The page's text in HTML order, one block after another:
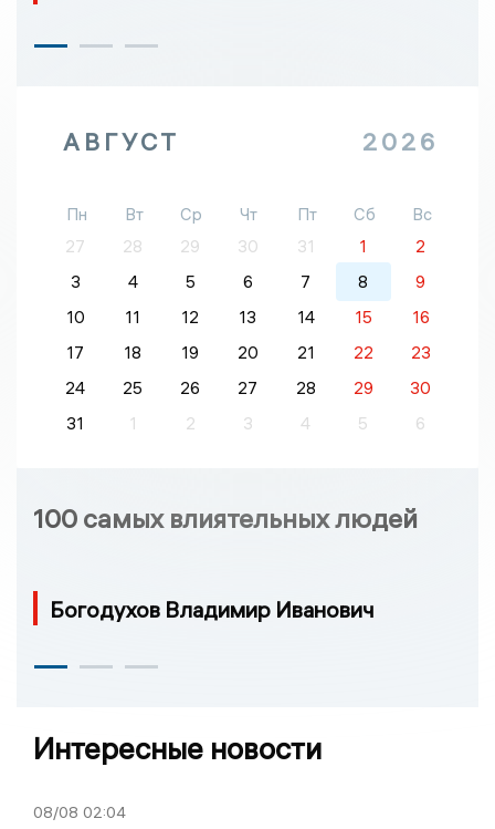
АВГУСТ 2026
Пн Вт Ср Чт Пт Сб
Вс
27
28 29 30 31 1
2
3
4 5 6 7 8
9
10
11 12 13 14 15
16
17
18 19 20 21 22
23
24
25 26 27 28 29
30
31
1 2 3 4 5 6
100 самых влиятельных людей
Богодухов Владимир Иванович
Интересные новости
08/08 02:04